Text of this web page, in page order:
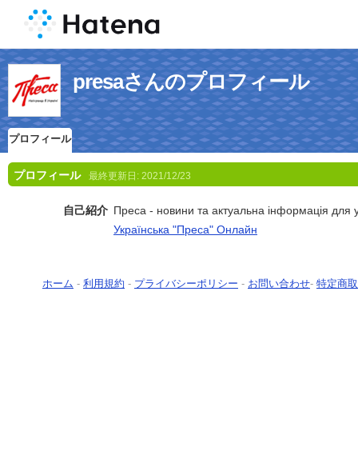
presaさんのプロフィール
プロフィール
プロフィール 最終更新日: 2021/12/23
自己紹介 Преса - новини та актуальна інформація для
Українська "Преса" Онлайн
ホーム - 利用規約 - プライバシーポリシー - お問い合わせ- 特定商